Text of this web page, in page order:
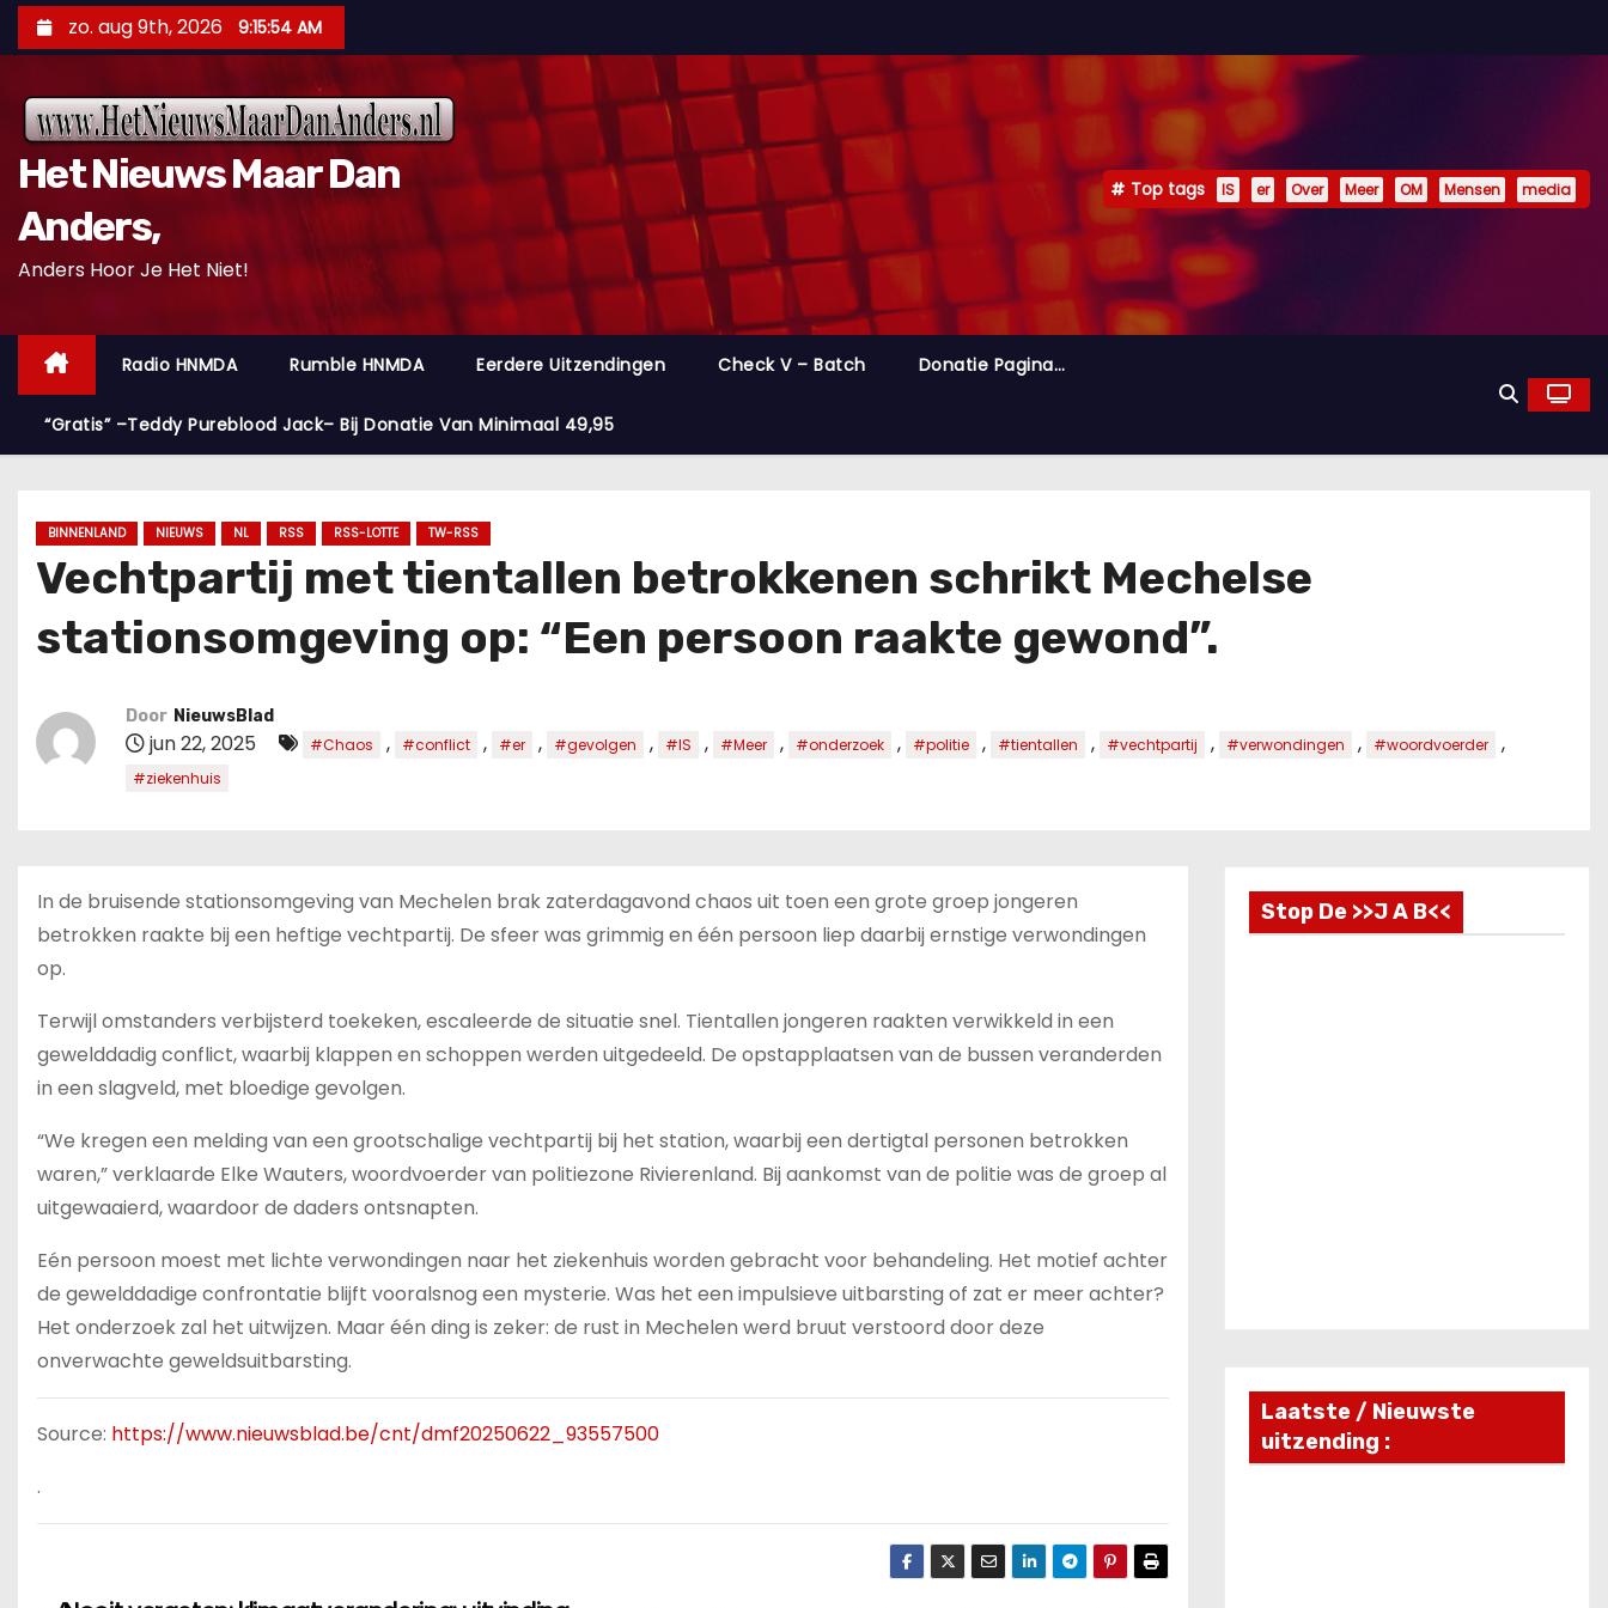
o
n
zo. aug 9th, 2026 9:15:55 AM
Het Nieuws Maar Dan
Anders,
Anders Hoor Je Het Niet!
Top tags IS er Over Meer OM Mensen media
Radio HNMDA Rumble HNMDA Eerdere Uitzendingen Check V – Batch Donatie Pagina…
“Gratis” –Teddy Pureblood Jack– Bij Donatie Van Minimaal 49,95
BINNENLAND NIEUWS NL RSS RSS-LOTTE TW-RSS
Vechtpartij met tientallen betrokkenen schrikt Mechelse
stationsomgeving op: “Een persoon raakte gewond”.
Door NieuwsBlad
jun 22, 2025 #Chaos , #conflict , #er , #gevolgen , #IS , #Meer , #onderzoek , #politie , #tientallen , #vechtpartij , #verwondingen , #woordvoerder ,
#ziekenhuis
In de bruisende stationsomgeving van Mechelen brak zaterdagavond chaos uit toen een grote groep jongeren
betrokken raakte bij een heftige vechtpartij. De sfeer was grimmig en één persoon liep daarbij ernstige verwondingen
op.
Terwijl omstanders verbijsterd toekeken, escaleerde de situatie snel. Tientallen jongeren raakten verwikkeld in een
gewelddadig conflict, waarbij klappen en schoppen werden uitgedeeld. De opstapplaatsen van de bussen veranderden
in een slagveld, met bloedige gevolgen.
“We kregen een melding van een grootschalige vechtpartij bij het station, waarbij een dertigtal personen betrokken
waren,” verklaarde Elke Wauters, woordvoerder van politiezone Rivierenland. Bij aankomst van de politie was de groep al
uitgewaaierd, waardoor de daders ontsnapten.
Eén persoon moest met lichte verwondingen naar het ziekenhuis worden gebracht voor behandeling. Het motief achter
de gewelddadige confrontatie blijft vooralsnog een mysterie. Was het een impulsieve uitbarsting of zat er meer achter?
Het onderzoek zal het uitwijzen. Maar één ding is zeker: de rust in Mechelen werd bruut verstoord door deze
onverwachte geweldsuitbarsting.
Source: https://www.nieuwsblad.be/cnt/dmf20250622_93557500
.
Stop De >>J A B<<
Laatste / Nieuwste
uitzending :